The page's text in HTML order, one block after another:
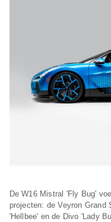
De W16 Mistral 'Fly Bug'
projecten: de Veyron Grand
'Hellbee' en de Divo 'Lady